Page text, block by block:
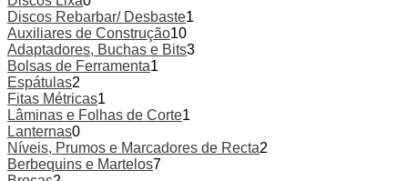
Discos Rebarbar/ Desbaste1
Auxiliares de Construção10
Adaptadores, Buchas e Bits3
Bolsas de Ferramenta1
Espátulas2
Fitas Métricas1
Lâminas e Folhas de Corte1
Lanternas0
Níveis, Prumos e Marcadores de Recta2
Berbequins e Martelos7